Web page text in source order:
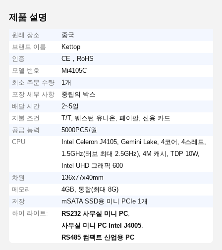
제품 설명
원래 장소
중국
브랜드 이름
Kettop
인증
CE，RoHS
모델 번호
Mi4105C
최소 주문 수량
1개
포장 세부 사항
중립의 박스
배달 시간
2~5일
지불 조건
T/T, 웨스턴 유니온, 페이팔, 신용 카드
공급 능력
5000PCS/월
CPU
Intel Celeron J4105, Gemini Lake, 4코어, 4스레드,
1.5GHz(터보 최대 2.5GHz), 4M 캐시, TDP 10W,
Intel UHD 그래픽 600
차원
136x77x40mm
메모리
4GB, 통합(최대 8G)
저장
mSATA SSD용 미니 PCIe 1개
하이 라이트:
RS232 사무실 미니 PC
사무실 미니 PC Intel J4005
RS485 컴팩트 산업용 PC